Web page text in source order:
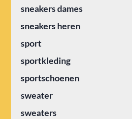
sneakers dames
sneakers heren
sport
sportkleding
sportschoenen
sweater
sweaters